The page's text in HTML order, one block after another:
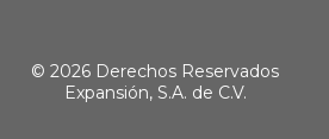
© 2026 Derechos Reservados
Expansión, S.A. de C.V.